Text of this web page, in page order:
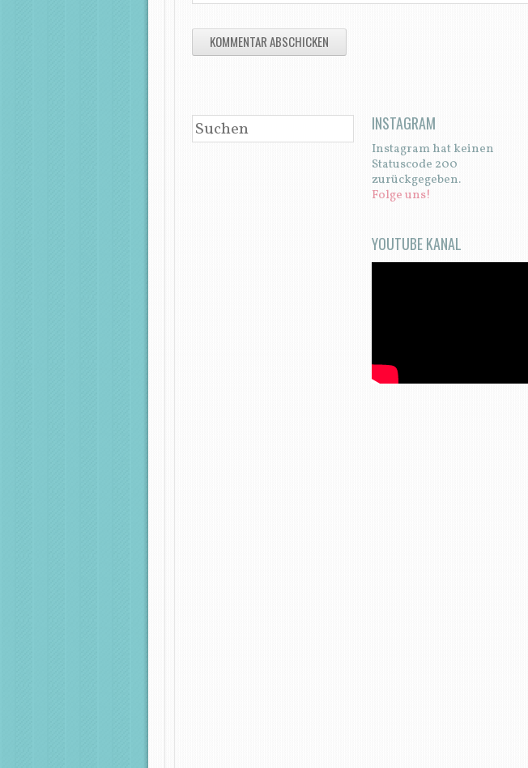
SUCHEN INSTAGRAM
Instagram hat keinen
Statuscode 200
zurückgegeben.
Folge uns!
YOUTUBE KANAL